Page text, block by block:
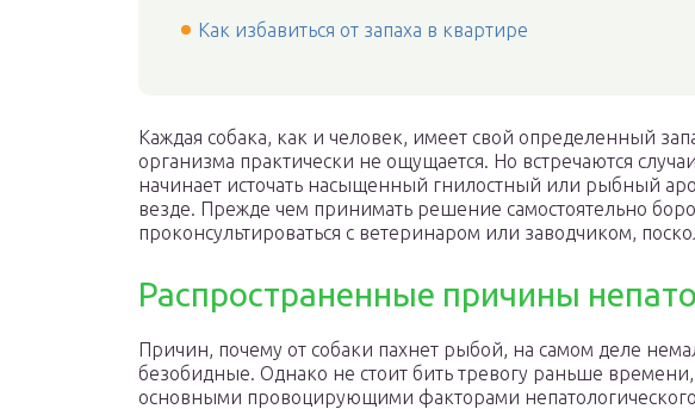
Как избавиться от запаха в квартире
Каждая собака, как и человек, имеет свой определенный
организма практически не ощущается. Но встречаются
начинает источать насыщенный гнилостный или рыбный
везде. Прежде чем принимать решение самостоятельно
проконсультироваться с ветеринаром или заводчиком,
Распространенные причины
Причин, почему от собаки пахнет рыбой, на самом деле
безобидные. Однако не стоит бить тревогу раньше
основными провоцирующими факторами непатологического